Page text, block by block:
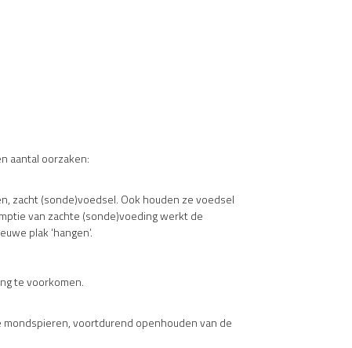
aantal oorzaken:
zacht (sonde)voedsel. Ook houden ze voedsel
van zachte (sonde)voeding werkt de
plak ‘hangen’.
te voorkomen.
voortdurend openhouden van de